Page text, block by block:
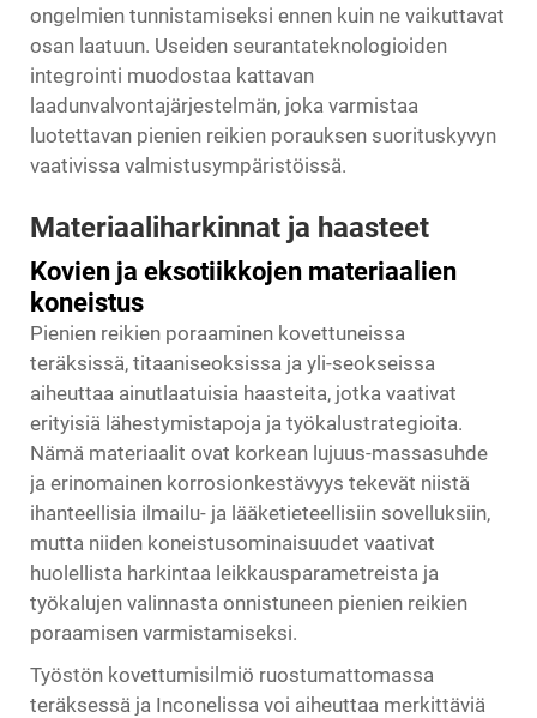
ongelmien tunnistamiseksi ennen kuin ne vaikuttavat
osan laatuun. Useiden seurantateknologioiden
integrointi muodostaa kattavan
laadunvalvontajärjestelmän, joka varmistaa
luotettavan pienien reikien porauksen suorituskyvyn
vaativissa valmistusympäristöissä.
Materiaaliharkinnat ja haasteet
Kovien ja eksotiikkojen materiaalien
koneistus
Pienien reikien poraaminen kovettuneissa
teräksissä, titaaniseoksissa ja yli-seokseissa
aiheuttaa ainutlaatuisia haasteita, jotka vaativat
erityisiä lähestymistapoja ja työkalustrategioita.
Nämä materiaalit ovat korkean lujuus-massasuhde
ja erinomainen korrosionkestävyys tekevät niistä
ihanteellisia ilmailu- ja lääketieteellisiin sovelluksiin,
mutta niiden koneistusominaisuudet vaativat
huolellista harkintaa leikkausparametreista ja
työkalujen valinnasta onnistuneen pienien reikien
poraamisen varmistamiseksi.
Työstön kovettumisilmiö ruostumattomassa
teräksessä ja Inconelissa voi aiheuttaa merkittäviä